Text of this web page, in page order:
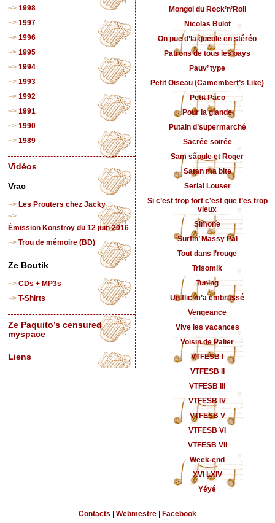
1998
1997
1996
1995
1994
1993
1992
1991
1990
1989
Vidéos
Vrac
Les Prouters chez Jacky
Émission Konstroy du 12 juin 2016
Trou de mémoire (BD)
Ze Boutik
CDs + MP3s
T-Shirts
Ze Paquito’s censured
myspace
Liens
Mongol du Rock’n’Roll
Nicolas Bulot
On pue d’la gueule en stéréo
Patrons de tous les pays
Pauv’ type
Petit Oiseau (Camembert’s Like)
Petit Paco
Pour la glande
Putain d’supermarché
Sacrée soirée
Sam sâoule et Roger
Satan ma bite
Serial Louser
Si c’est trop fort c’est que t’es trop
vieux
Simone
Surfin’ Massy Pal
Tout dans l’rouge
Trisomik
Tuning
Un flic m’a embrassé
Vengeance
Vive les vacances
Voisin de Palier
VTFESB I
VTFESB II
VTFESB III
VTFESB IV
VTFESB V
VTFESB VI
VTFESB VII
Week-end
XVI LXIV
Yéyé
Contacts Webmestre Facebook